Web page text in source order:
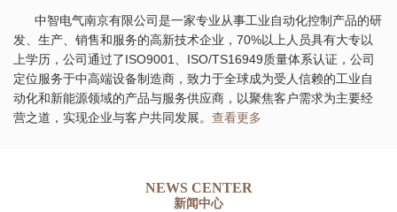
中智电气南京有限公司是一家专业从事工业自动化控制产品的研
发、生产、销售和服务的高新技术企业，70%以上人员具有大专以
上学历，公司通过了ISO9001、ISO/TS16949质量体系认证，公司
定位服务于中高端设备制造商，致力于全球成为受人信赖的工业自
动化和新能源领域的产品与服务供应商，以聚焦客户需求为主要经
营之道，实现企业与客户共同发展。 查看更多
NEWS CENTER
新闻中心